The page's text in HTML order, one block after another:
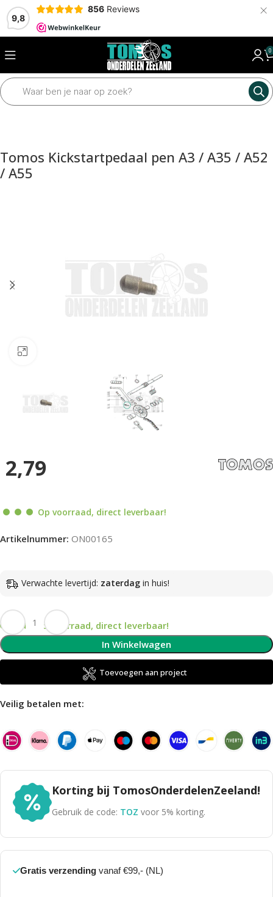
9,8
856 Reviews ×
0
Home Motordelen Diverse motordelen Kickstartdelen
Tomos Kickstartpedaal pen A3 / A35 / A52
/ A55
2,79
Op voorraad, direct leverbaar!
Artikelnummer: ON00165
Verwachte levertijd: zaterdag in huis!
Op voorraad, direct leverbaar!
In Winkelwagen
Toevoegen aan project
Veilig betalen met:
Korting bij TomosOnderdelenZeeland!
Gebruik de code: TOZ voor 5% korting.
Gratis verzending vanaf €99,- (NL)